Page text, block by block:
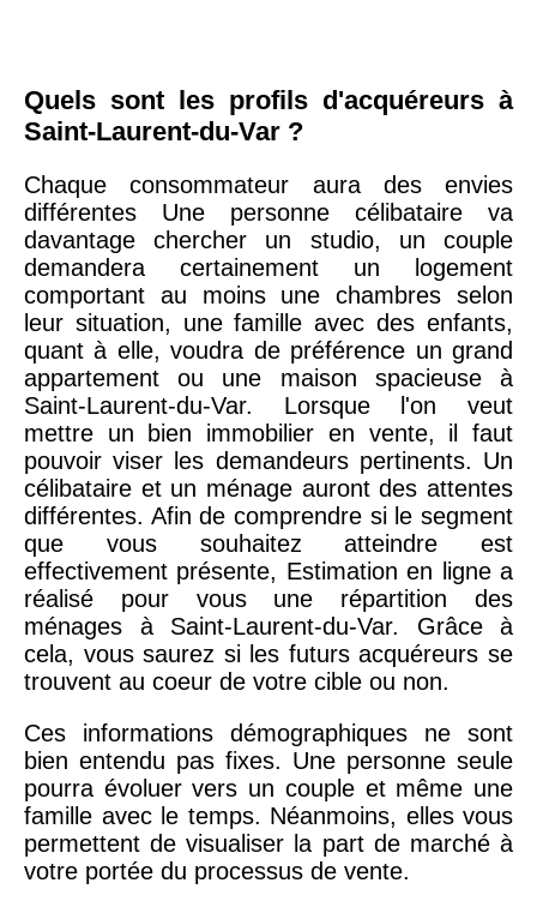
Quels sont les profils d'acquéreurs à
Saint-Laurent-du-Var ?
Chaque consommateur aura des envies
différentes Une personne célibataire va
davantage chercher un studio, un couple
demandera certainement un logement
comportant au moins une chambres selon
leur situation, une famille avec des enfants,
quant à elle, voudra de préférence un grand
appartement ou une maison spacieuse à
Saint-Laurent-du-Var. Lorsque l'on veut
mettre un bien immobilier en vente, il faut
pouvoir viser les demandeurs pertinents. Un
célibataire et un ménage auront des attentes
différentes. Afin de comprendre si le segment
que vous souhaitez atteindre est
effectivement présente, Estimation en ligne a
réalisé pour vous une répartition des
ménages à Saint-Laurent-du-Var. Grâce à
cela, vous saurez si les futurs acquéreurs se
trouvent au coeur de votre cible ou non.
Ces informations démographiques ne sont
bien entendu pas fixes. Une personne seule
pourra évoluer vers un couple et même une
famille avec le temps. Néanmoins, elles vous
permettent de visualiser la part de marché à
votre portée du processus de vente.